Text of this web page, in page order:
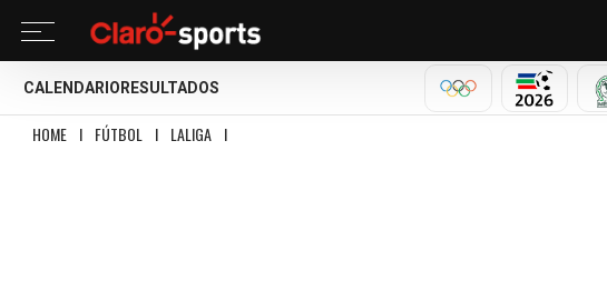
CALENDARIO RESULTADOS
OLÍMPICOSMUNDIAL
HOME I FÚTBOL I LALIGA I